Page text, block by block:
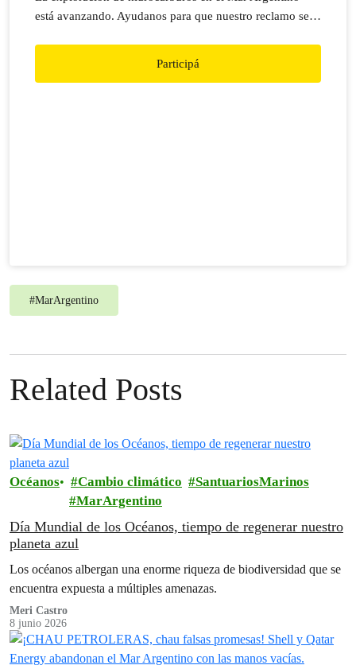
está avanzando. Ayudanos para que nuestro reclamo sea
Participá
#MarArgentino
Related Posts
Océanos Cambio climático
SantuariosMarinos
MarArgentino
Día Mundial de los Océanos, tiempo de regenerar nuestro
planeta azul
Los océanos albergan una enorme riqueza de biodiversidad que se
encuentra expuesta a múltiples amenazas.
Meri Castro
8 junio 2026